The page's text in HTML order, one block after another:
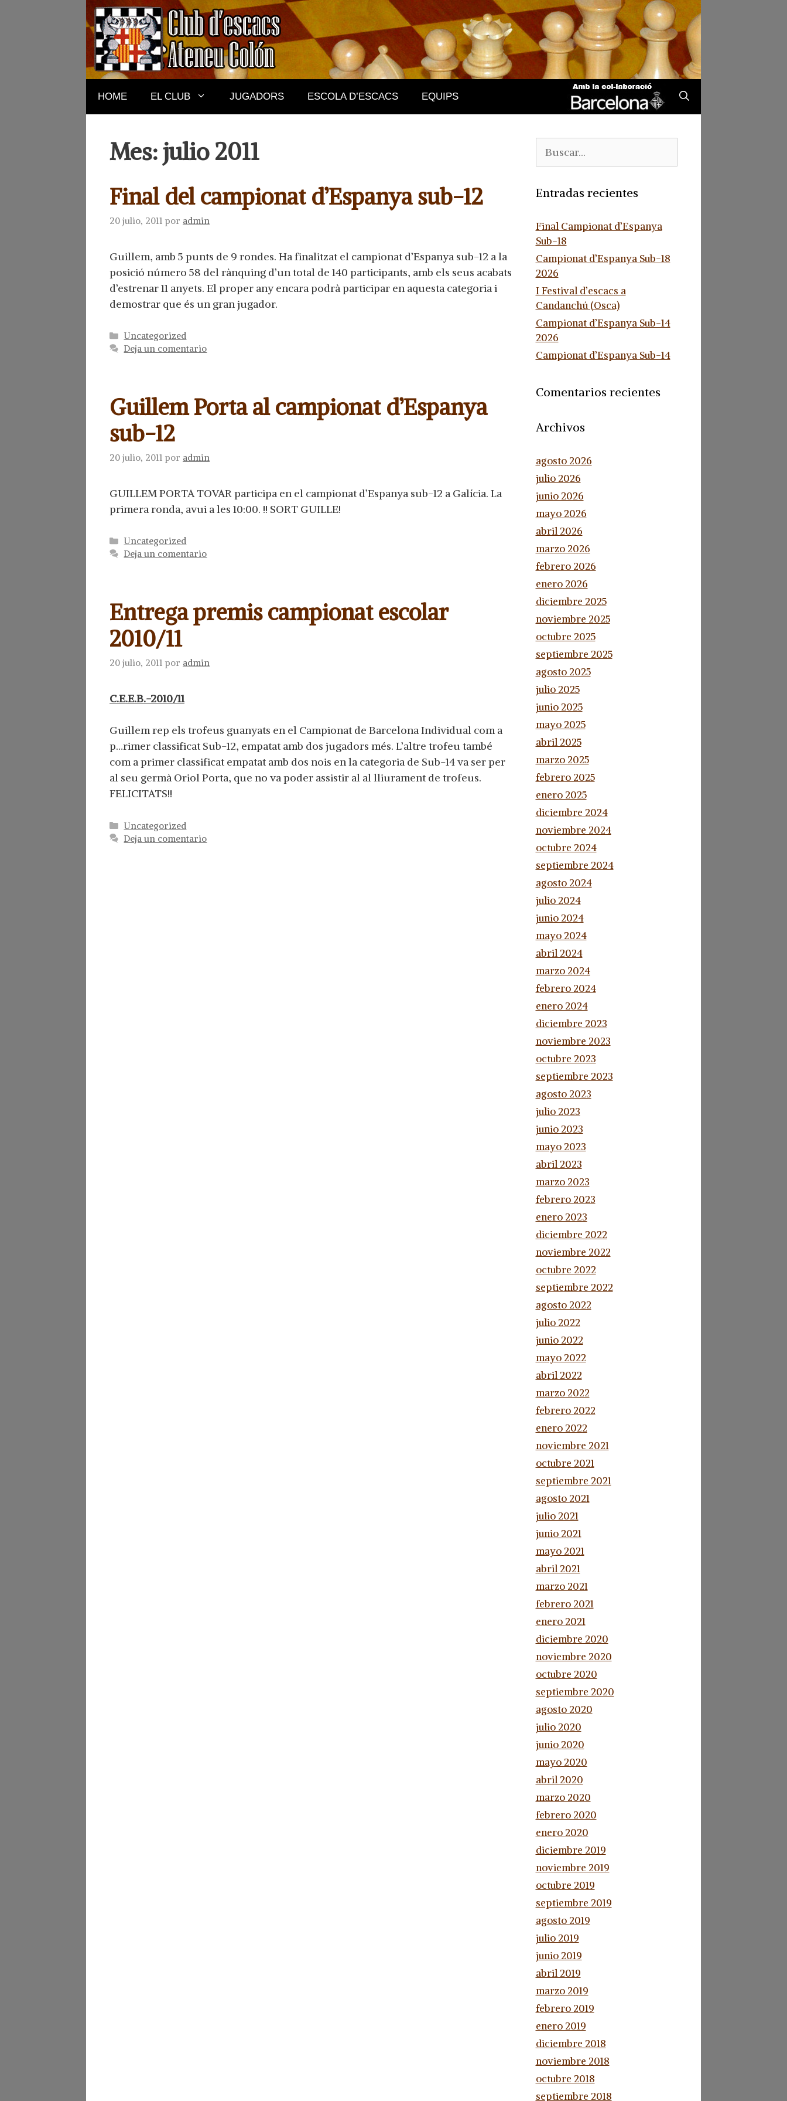
HOME EL CLUB JUGADORS ESCOLA D’ESCACS EQUIPS
Mes:julio 2011
Final del campionat d’Espanya sub-12
20 julio, 2011 por admin
Guillem, amb 5 punts de 9 rondes. Ha finalitzat el campionat d’Espanya sub-12 a la
posició número 58 del rànquing d’un total de 140 participants, amb els seus acabats
d’estrenar 11 anyets. El proper any encara podrà participar en aquesta categoria i
demostrar que és un gran jugador.
Categorías
Uncategorized
Deja un comentario
Guillem Porta al campionat d’Espanya
sub-12
20 julio, 2011 por admin
GUILLEM PORTA TOVAR participa en el campionat d’Espanya sub-12 a Galícia. La
primera ronda, avui a les 10:00. !! SORT GUILLE!
Categorías
Uncategorized
Deja un comentario
Entrega premis campionat escolar
2010/11
20 julio, 2011 por admin
C.E.E.B.-2010/11
Guillem rep els trofeus guanyats en el Campionat de Barcelona Individual com a
p…rimer classificat Sub-12, empatat amb dos jugadors més. L’altre trofeu també
com a primer classificat empatat amb dos nois en la categoria de Sub-14 va ser per
al seu germà Oriol Porta, que no va poder assistir al al lliurament de trofeus.
FELICITATS!!
Categorías
Uncategorized
Deja un comentario
Entradas recientes
Final Campionat d’Espanya
Sub-18
Campionat d’Espanya Sub-18
2026
I Festival d’escacs a
Candanchú (Osca)
Campionat d’Espanya Sub-14
2026
Campionat d’Espanya Sub-14
Comentarios recientes
Archivos
agosto 2026
julio 2026
junio 2026
mayo 2026
abril 2026
marzo 2026
febrero 2026
enero 2026
diciembre 2025
noviembre 2025
octubre 2025
septiembre 2025
agosto 2025
julio 2025
junio 2025
mayo 2025
abril 2025
marzo 2025
febrero 2025
enero 2025
diciembre 2024
noviembre 2024
octubre 2024
septiembre 2024
agosto 2024
julio 2024
junio 2024
mayo 2024
abril 2024
marzo 2024
febrero 2024
enero 2024
diciembre 2023
noviembre 2023
octubre 2023
septiembre 2023
agosto 2023
julio 2023
junio 2023
mayo 2023
abril 2023
marzo 2023
febrero 2023
enero 2023
diciembre 2022
noviembre 2022
octubre 2022
septiembre 2022
agosto 2022
julio 2022
junio 2022
mayo 2022
abril 2022
marzo 2022
febrero 2022
enero 2022
noviembre 2021
octubre 2021
septiembre 2021
agosto 2021
julio 2021
junio 2021
mayo 2021
abril 2021
marzo 2021
febrero 2021
enero 2021
diciembre 2020
noviembre 2020
octubre 2020
septiembre 2020
agosto 2020
julio 2020
junio 2020
mayo 2020
abril 2020
marzo 2020
febrero 2020
enero 2020
diciembre 2019
noviembre 2019
octubre 2019
septiembre 2019
agosto 2019
julio 2019
junio 2019
abril 2019
marzo 2019
febrero 2019
enero 2019
diciembre 2018
noviembre 2018
octubre 2018
septiembre 2018